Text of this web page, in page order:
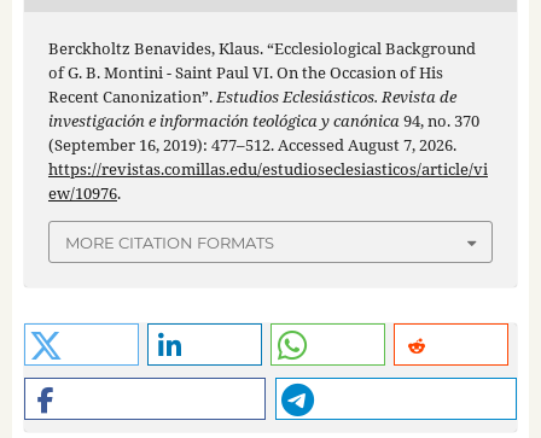
Berckholtz Benavides, Klaus. “Ecclesiological Background
of G. B. Montini - Saint Paul VI. On the Occasion of His
Recent Canonization”.Estudios Eclesiásticos. Revista de
investigación e información teológica y canónica94, no. 370
(September 16, 2019): 477–512. Accessed August 7, 2026.
https://revistas.comillas.edu/estudioseclesiasticos/article/vi
ew/10976.
MORE CITATION FORMATS